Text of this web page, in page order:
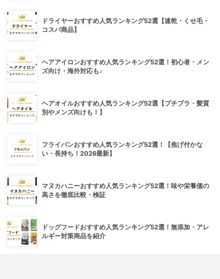
ドライヤーおすすめ人気ランキング52選【速乾・くせ毛・
コスパ商品】
ヘアアイロンおすすめ人気ランキング52選！初心者・メン
ズ向け・海外対応も♪
ヘアオイルおすすめ人気ランキング52選【プチプラ・髪質
別やメンズ向けも！】
フライパンおすすめ人気ランキング52選！【焦げ付かな
い・長持ち！2026最新】
マヌカハニーおすすめ人気ランキング52選！味や栄養価の
高さを徹底比較・検証
ドッグフードおすすめ人気ランキング52選！無添加・アレ
ルギー対策商品を紹介